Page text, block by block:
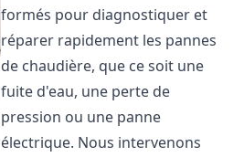
formés pour diagnostiquer et
réparer rapidement les pannes
de chaudière, que ce soit une
fuite d'eau, une perte de
pression ou une panne
électrique. Nous intervenons